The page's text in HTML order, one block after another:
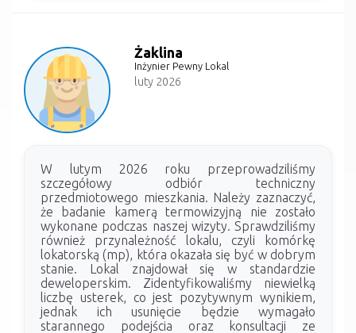
Żaklina
Inżynier Pewny Lokal
luty 2026
W lutym 2026 roku przeprowadziliśmy
szczegółowy odbiór techniczny
przedmiotowego mieszkania. Należy zaznaczyć,
że badanie kamerą termowizyjną nie zostało
wykonane podczas naszej wizyty. Sprawdziliśmy
również przynależność lokalu, czyli komórkę
lokatorską (mp), która okazała się być w dobrym
stanie. Lokal znajdował się w standardzie
deweloperskim. Zidentyfikowaliśmy niewielką
liczbę usterek, co jest pozytywnym wynikiem,
jednak ich usunięcie będzie wymagało
starannego podejścia oraz konsultacji ze